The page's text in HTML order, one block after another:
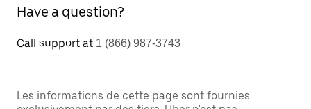
Have a question?
Call support at 1 (866) 987-3743
Les informations de cette page sont fournies